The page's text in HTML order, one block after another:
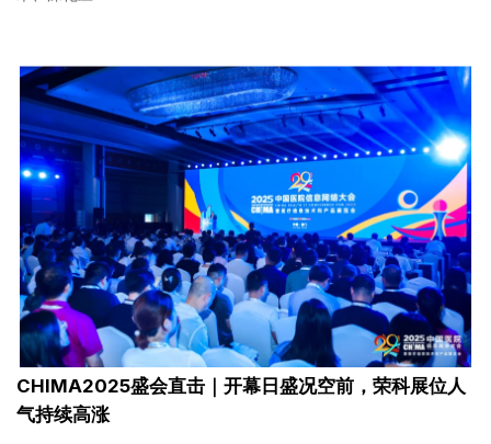
CHIMA2025盛会直击｜开幕日盛况空前，荣科展位人
气持续高涨